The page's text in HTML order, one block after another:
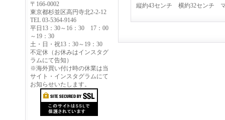
〒166-0002
東京都杉並区高円寺北2-2-12
TEL 03-5364-9146
平日13：30～16：30 17：00
～19：30
土・日・祝13：30～19：30
不定休（お休みはインスタグ
ラムにて告知）
※海外買い付け時の休業は当
サイト・インスタグラムにて
お知らせいたします。
縦約43センチ 横約32センチ